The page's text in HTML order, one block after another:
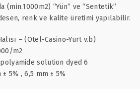
(min.1000m2) “Yün” ve “Sentetik”
renk ve kalite üretimi yapılabilir.
– (Otel-Casino-Yurt v.b)
m2
solution dyed 6
5% , 6,5 mm ± 5%